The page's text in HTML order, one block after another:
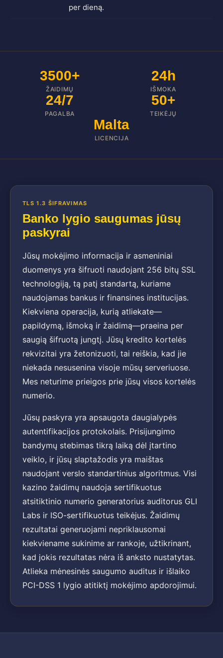
per dieną.
3500+
ŽAIDIMŲ
24h
IŠMOKA
24/7
PAGALBA
50+
TEIKĖJŲ
Malta
LICENCIJA
TLS 1.3 ŠIFRAVIMAS
Banko lygio saugumas jūsų
paskyrai
Jūsų mokėjimo informacija ir asmeniniai
duomenys yra šifruoti naudojant 256 bitų SSL
technologiją, tą patį standartą, kuriame
naudojamas bankus ir finansines institucijas.
Kiekviena operacija, kurią atliekate—
papildymą, išmoką ir žaidimą—praeina per
saugią šifruotą jungtį. Jūsų kredito kortelės
rekvizitai yra žetonizuoti, tai reiškia, kad jie
niekada nesusenina visoje mūsų serveriuose.
Mes neturime prieigos prie jūsų visos kortelės
numerio.
Jūsų paskyra yra apsaugota daugialypės
autentifikacijos protokolais. Prisijungimo
bandymų stebimas tikrą laiką dėl įtartino
veiklo, ir jūsų slaptažodis yra maištas
naudojant verslo standartinius algoritmus. Visi
kazino žaidimų naudoja sertifikuotus
atsitiktinio numerio generatorius auditorus GLI
Labs ir ISO-sertifikuotus teikėjus. Žaidimų
rezultatai generuojami nepriklausomai
kiekviename sukinime ar rankoje, užtikrinant,
kad jokis rezultatas nėra iš anksto nustatytas.
Atlieka mėnesinės saugumo auditus ir išlaiko
PCI-DSS 1 lygio atitiktį mokėjimo apdorojimui.